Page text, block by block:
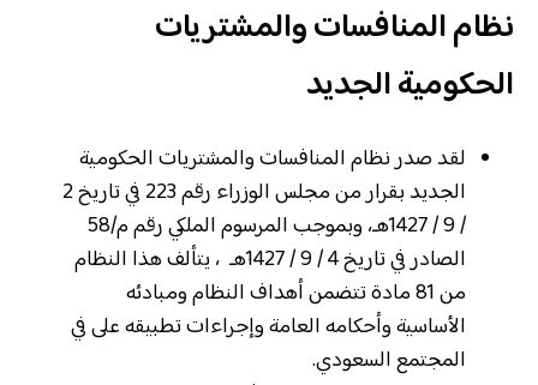
نظام المنافسات والمشتريات
الحكومية الجديد
لقد صدر نظام المنافسات والمشتريات الحكومية
الجديد بقرار من مجلس الوزراء رقم 223 في تاريخ 2
/ 9 / 1427هـ، وبموجب المرسوم الملكي رقم م/58
الصادر في تاريخ 4 / 9 / 1427هـ ، يتألف هذا النظام
من 81 مادة تتضمن أهداف النظام ومبادئه
الأساسية وأحكامه العامة وإجراءات تطبيقه على في
المجتمع السعودي.